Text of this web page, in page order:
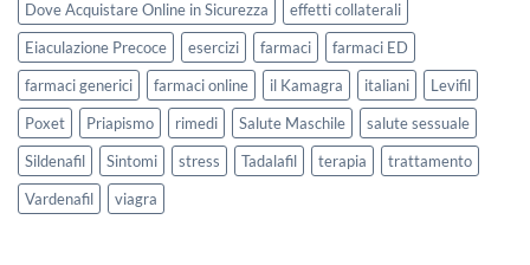
Dove Acquistare Online in Sicurezza
effetti collaterali
Eiaculazione Precoce
esercizi farmaci
farmaci ED
farmaci generici
farmaci online il Kamagra italiani
Levifil
Poxet
Priapismo rimedi Salute Maschile
salute sessuale
Sildenafil
Sintomi stress Tadalafil terapia
trattamento
Vardenafil
viagra